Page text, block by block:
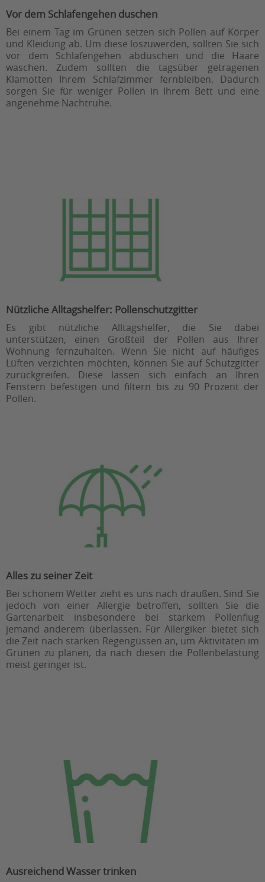
Vor dem Schlafengehen duschen
Bei einem Tag im Grünen setzen sich Pollen auf Körper
und Kleidung ab. Um diese loszuwerden, sollten Sie sich
vor dem Schlafengehen abduschen und die Haare
waschen. Zudem sollten die tagsüber getragenen
Klamotten Ihrem Schlafzimmer fernbleiben. Dadurch
sorgen Sie für weniger Pollen in Ihrem Bett und eine
angenehme Nachtruhe.
Nützliche Alltagshelfer: Pollenschutzgitter
Es gibt nützliche Alltagshelfer, die Sie dabei
unterstützen, einen Großteil der Pollen aus Ihrer
Wohnung fernzuhalten. Wenn Sie nicht auf häufiges
Lüften verzichten möchten, können Sie auf Schutzgitter
zurückgreifen. Diese lassen sich einfach an Ihren
Fenstern befestigen und filtern bis zu 90 Prozent der
Pollen.
Alles zu seiner Zeit
Bei schönem Wetter zieht es uns nach draußen. Sind Sie
jedoch von einer Allergie betroffen, sollten Sie die
Gartenarbeit insbesondere bei starkem Pollenflug
jemand anderem überlassen. Für Allergiker bietet sich
die Zeit nach starken Regengüssen an, um Aktivitäten im
Grünen zu planen, da nach diesen die Pollenbelastung
meist geringer ist.
Ausreichend Wasser trinken